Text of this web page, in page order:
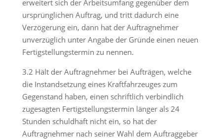
erweitert sich der Arbeitsumfang gegenüber dem
ursprünglichen Auftrag, und tritt dadurch eine
Verzögerung ein, dann hat der Auftragnehmer
unverzüglich unter Angabe der Gründe einen neuen
Fertigstellungstermin zu nennen.
3.2 Hält der Auftragnehmer bei Aufträgen, welche
die Instandsetzung eines Kraftfahrzeuges zum
Gegenstand haben, einen schriftlich verbindlich
zugesagten Fertigstellungstermin länger als 24
Stunden schuldhaft nicht ein, so hat der
Auftragnehmer nach seiner Wahl dem Auftraggeber